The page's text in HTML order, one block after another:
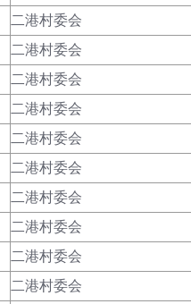
二港村委会
二港村委会
二港村委会
二港村委会
二港村委会
二港村委会
二港村委会
二港村委会
二港村委会
二港村委会